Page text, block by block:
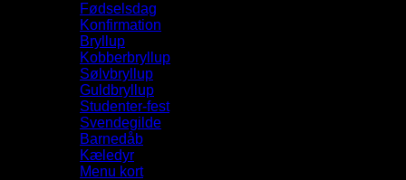
Fødselsdag
Konfirmation
Bryllup
Kobberbryllup
Sølvbryllup
Guldbryllup
Studenter-fest
Svendegilde
Barnedåb
Kæledyr
Menu kort